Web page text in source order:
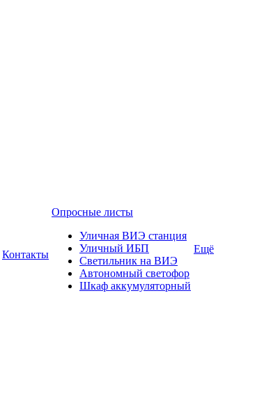
Контакты
Опросные листы
Уличная ВИЭ станция
Уличный ИБП
Светильник на ВИЭ
Автономный светофор
Шкаф аккумуляторный
Ещё